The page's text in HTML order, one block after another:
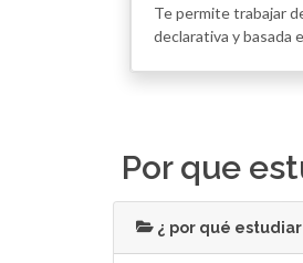
Te permite trabajar
declarativa y basada
Por que
¿ por qué